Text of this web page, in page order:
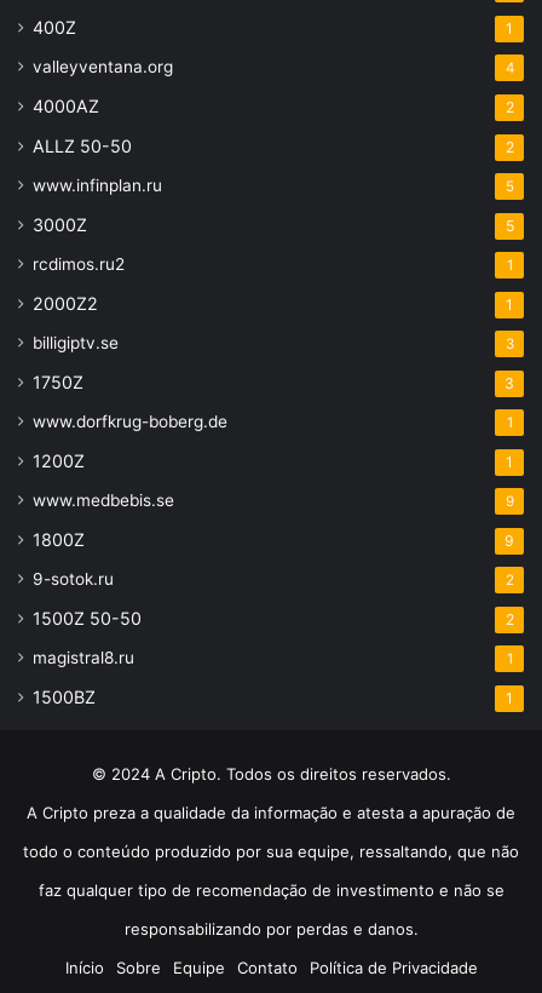
400Z 1
valleyventana.org 4
4000AZ 2
ALLZ 50-50 2
www.infinplan.ru 5
3000Z 5
rcdimos.ru2 1
2000Z2 1
billigiptv.se 3
1750Z 3
www.dorfkrug-boberg.de 1
1200Z 1
www.medbebis.se 9
1800Z 9
9-sotok.ru 2
1500Z 50-50 2
magistral8.ru 1
1500BZ 1
© 2024 A Cripto. Todos os direitos reservados.
A Cripto preza a qualidade da informação e atesta a apuração de
todo o conteúdo produzido por sua equipe, ressaltando, que não
faz qualquer tipo de recomendação de investimento e não se
responsabilizando por perdas e danos.
Início
Sobre Equipe Contato Política de Privacidade